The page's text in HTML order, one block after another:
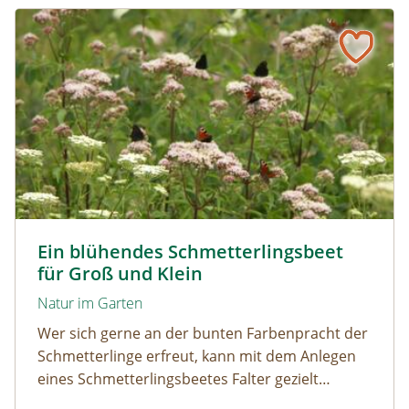
Ein blühendes Schmetterlingsbeet
für Groß und Klein
Natur im Garten
Wer sich gerne an der bunten Farbenpracht der
Schmetterlinge erfreut, kann mit dem Anlegen
eines Schmetterlingsbeetes Falter gezielt
Ein blühendes Schmetterlingsbeet für Groß und Klein